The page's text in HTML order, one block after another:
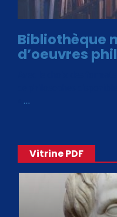
Bibliothèque
d’oeuvres
…
Vitrine PDF